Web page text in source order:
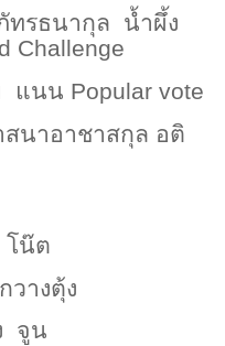
ทรธนากุล น้ำผึ้ง
Challenge
แนน Popular vote
นาอาชาสกุล อติ
โน๊ต
กวางตุ้ง
จูน